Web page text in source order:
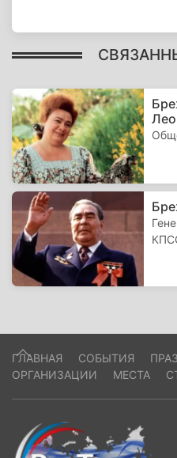
ГЛАВНАЯ СОБЫТИЯ
ОРГАНИЗАЦИИ
МЕСТА